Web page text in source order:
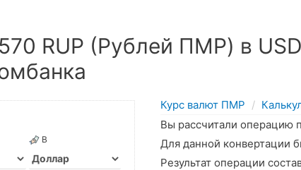
RUP (Рублей ПМР) в
В
Курс валют ПМР
Вы рассчитали операцию
Для данной конвертации
Результат операции